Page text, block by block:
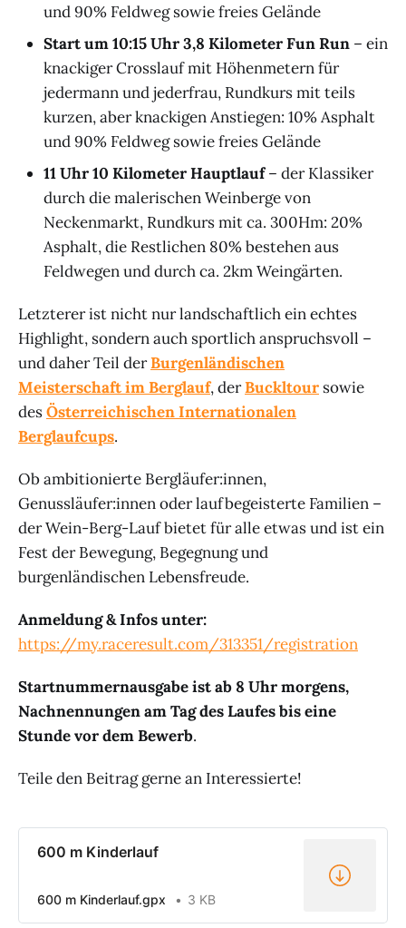
und 90% Feldweg sowie freies Gelände
Start um 10:15 Uhr 3,8 Kilometer Fun Run – ein
knackiger Crosslauf mit Höhenmetern für
jedermann und jederfrau, Rundkurs mit teils
kurzen, aber knackigen Anstiegen: 10% Asphalt
und 90% Feldweg sowie freies Gelände
11 Uhr 10 Kilometer Hauptlauf– der Klassiker
durch die malerischen Weinberge von
Neckenmarkt, Rundkurs mit ca. 300Hm: 20%
Asphalt, die Restlichen 80% bestehen aus
Feldwegen und durch ca. 2km Weingärten.
Letzterer ist nicht nur landschaftlich ein echtes
Highlight, sondern auch sportlich anspruchsvoll –
und daher Teil derBurgenländischen
Meisterschaft im Berglauf, derBuckltour sowie
desÖsterreichischen Internationalen
Berglaufcups.
Ob ambitionierte Bergläufer:innen,
Genussläufer:innen oder laufbegeisterte Familien –
der Wein-Berg-Lauf bietet für alle etwas und ist ein
Fest der Bewegung, Begegnung und
burgenländischen Lebensfreude.
Anmeldung & Infos unter:
https://my.raceresult.com/313351/registration
Startnummernausgabe ist ab 8 Uhr morgens,
Nachnennungen am Tag des Laufes bis eine
Stunde vor dem Bewerb.
Teile den Beitrag gerne an Interessierte!
600 m Kinderlauf
600 m Kinderlauf.gpx 3 KB